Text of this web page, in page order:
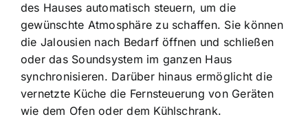
des Hauses automatisch steuern, um die
gewünschte Atmosphäre zu schaffen. Sie können
die Jalousien nach Bedarf öffnen und schließen
oder das Soundsystem im ganzen Haus
synchronisieren. Darüber hinaus ermöglicht die
vernetzte Küche die Fernsteuerung von Geräten
wie dem Ofen oder dem Kühlschrank.